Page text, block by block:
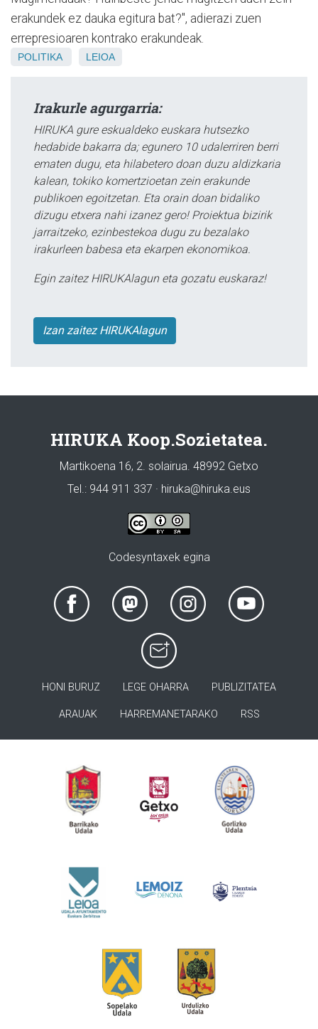
erakundek ez dauka egitura bat?", adierazi zuen
errepresioaren kontrako erakundeak.
POLITIKA LEIOA
Irakurle agurgarria:
HIRUKA gure eskualdeko euskara hutsezko
hedabide bakarra da; egunero 10 udalerriren berri
ematen dugu, eta hilabetero doan duzu aldizkaria
kalean, tokiko komertzioetan zein erakunde
publikoen egoitzetan. Eta orain doan bidaliko
dizugu etxera nahi izanez gero! Proiektua bizirik
jarraitzeko, ezinbestekoa dugu zu bezalako
irakurleen babesa eta ekarpen ekonomikoa.
Egin zaitez HIRUKAlagun eta gozatu euskaraz!
Izan zaitez HIRUKAlagun
HIRUKA Koop.Sozietatea.
Martikoena 16, 2. solairua. 48992 Getxo
Tel.: 944 911 337 · hiruka@hiruka.eus
Codesyntaxek egina
HONI BURUZ LEGE OHARRA PUBLIZITATEA
ARAUAK HARREMANETARAKO RSS